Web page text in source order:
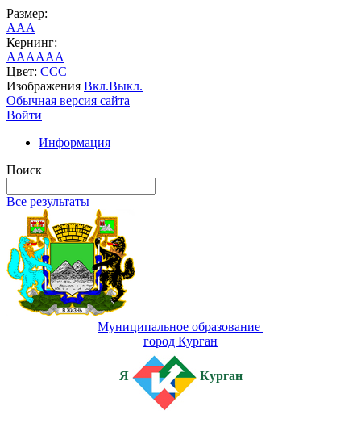
Размер:
AAA
Кернинг:
AAAAAA
Цвет: CCC
Изображения Вкл.Выкл.
Обычная версия сайта
Войти
Информация
Поиск
Все результаты
Муниципальное образование
город Курган
Я Курган